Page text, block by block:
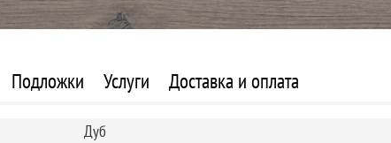
Подложки Услуги Доставка и оплата
Дуб